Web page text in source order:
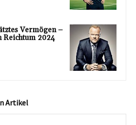
Vermögen –
Reichtum 2024
Artikel